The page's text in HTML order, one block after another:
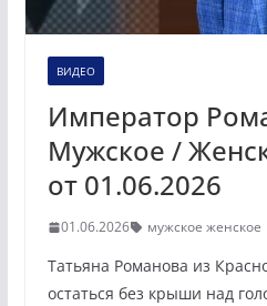
ВИДЕО
Император
Мужское /
от 01.06.2026
01.06.2026 мужское женское
Татьяна Романова из
остаться без крыши над